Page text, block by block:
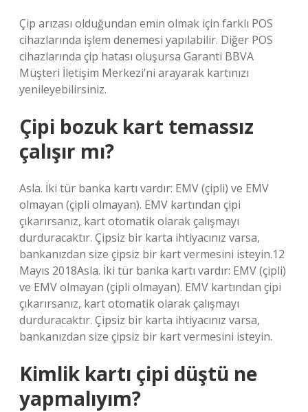
Çip arızası olduğundan emin olmak için farklı POS
cihazlarında işlem denemesi yapılabilir. Diğer POS
cihazlarında çip hatası oluşursa Garanti BBVA
Müşteri İletişim Merkezi’ni arayarak kartınızı
yenileyebilirsiniz.
Çipi bozuk kart temassız
çalışır mı?
Asla. İki tür banka kartı vardır: EMV (çipli) ve EMV
olmayan (çipli olmayan). EMV kartından çipi
çıkarırsanız, kart otomatik olarak çalışmayı
durduracaktır. Çipsiz bir karta ihtiyacınız varsa,
bankanızdan size çipsiz bir kart vermesini isteyin.12
Mayıs 2018Asla. İki tür banka kartı vardır: EMV (çipli)
ve EMV olmayan (çipli olmayan). EMV kartından çipi
çıkarırsanız, kart otomatik olarak çalışmayı
durduracaktır. Çipsiz bir karta ihtiyacınız varsa,
bankanızdan size çipsiz bir kart vermesini isteyin.
Kimlik kartı çipi düştü ne
yapmalıyım?